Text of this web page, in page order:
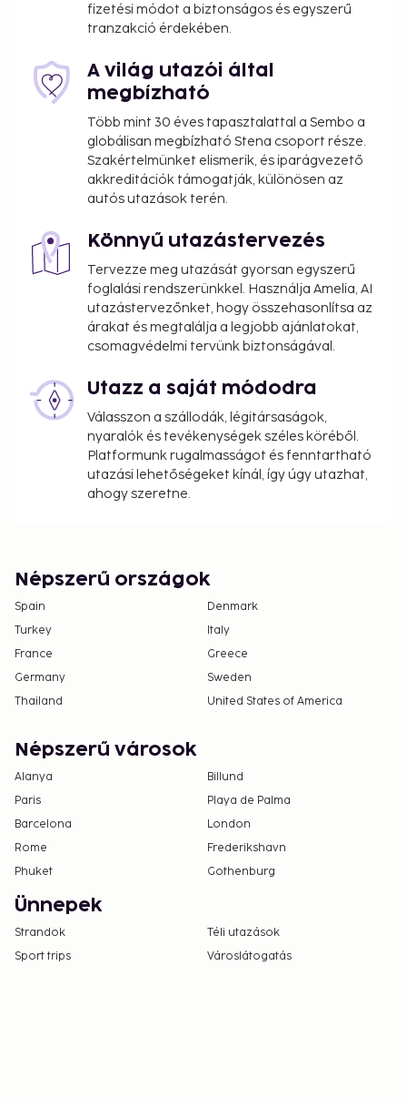
fizetési módot a biztonságos és egyszerű
tranzakció érdekében.
A világ utazói által
megbízható
Több mint 30 éves tapasztalattal a Sembo a
globálisan megbízható Stena csoport része.
Szakértelmünket elismerik, és iparágvezető
akkreditációk támogatják, különösen az
autós utazások terén.
Könnyű utazástervezés
Tervezze meg utazását gyorsan egyszerű
foglalási rendszerünkkel. Használja Amelia, AI
utazástervezőnket, hogy összehasonlítsa az
árakat és megtalálja a legjobb ajánlatokat,
csomagvédelmi tervünk biztonságával.
Utazz a saját módodra
Válasszon a szállodák, légitársaságok,
nyaralók és tevékenységek széles köréből.
Platformunk rugalmasságot és fenntartható
utazási lehetőségeket kínál, így úgy utazhat,
ahogy szeretne.
Népszerű országok
Spain
Denmark
Turkey
Italy
France
Greece
Germany
Sweden
Thailand
United States of America
Népszerű városok
Alanya
Billund
Paris
Playa de Palma
Barcelona
London
Rome
Frederikshavn
Phuket
Gothenburg
Ünnepek
Strandok
Téli utazások
Sport trips
Városlátogatás